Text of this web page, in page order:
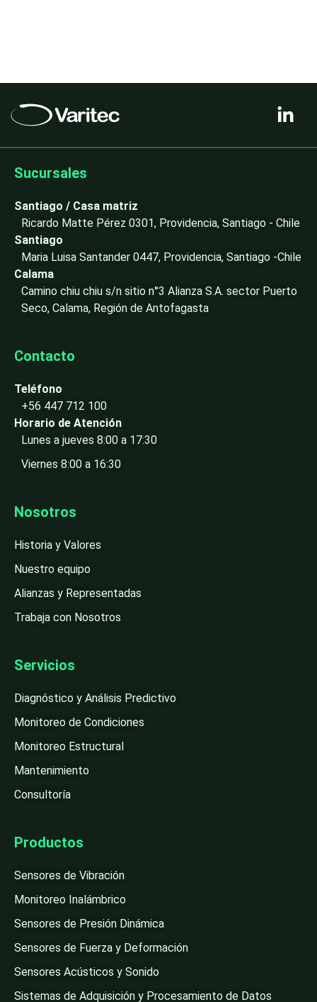
i
k
n
i
Sucursales
Santiago / Casa matriz
Ricardo Matte Pérez 0301, Providencia, Santiago - Chile
Santiago
Maria Luisa Santander 0447, Providencia, Santiago -Chile
Calama
Camino chiu chiu s/n sitio n°3 Alianza S.A. sector Puerto
Seco, Calama, Región de Antofagasta
Contacto
Teléfono
+56 447 712 100
Horario de Atención
Lunes a jueves 8:00 a 17:30
Viernes 8:00 a 16:30
Nosotros
Historia y Valores
Nuestro equipo
Alianzas y Representadas
Trabaja con Nosotros
Servicios
Diagnóstico y Análisis Predictivo
Monitoreo de Condiciones
Monitoreo Estructural
Mantenimiento
Consultoría
Productos
Sensores de Vibración
Monitoreo Inalámbrico
Sensores de Presión Dinámica
Sensores de Fuerza y Deformación
Sensores Acústicos y Sonido
Sistemas de Adquisición y Procesamiento de Datos